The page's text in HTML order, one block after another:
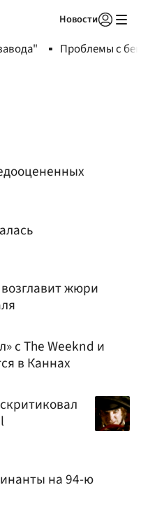
Новости
Проблемы с
жюри
с The Weeknd и
в Каннах
на 94-ю